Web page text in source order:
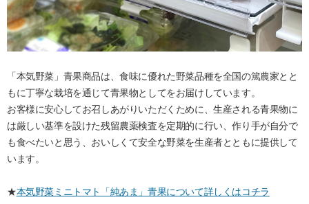
「本気野菜」青果商品は、食味に優れた野菜品種を全国の篤農家とと
もに丁寧な栽培を通じて青果物としてをお届けしています。
お客様に安心してお召しあがりいただくために、生産される青果物に
は厳しい基準を設けた残留農薬検査を定期的に行い、作り手が自分で
も食べたいと思う、おいしくて安全な野菜を生産者とともに提供して
います。
★本気野菜ミニトマト「純あま」青果について詳しくはコチラ